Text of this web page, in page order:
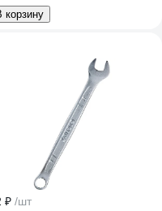
корзину
₽ /шт